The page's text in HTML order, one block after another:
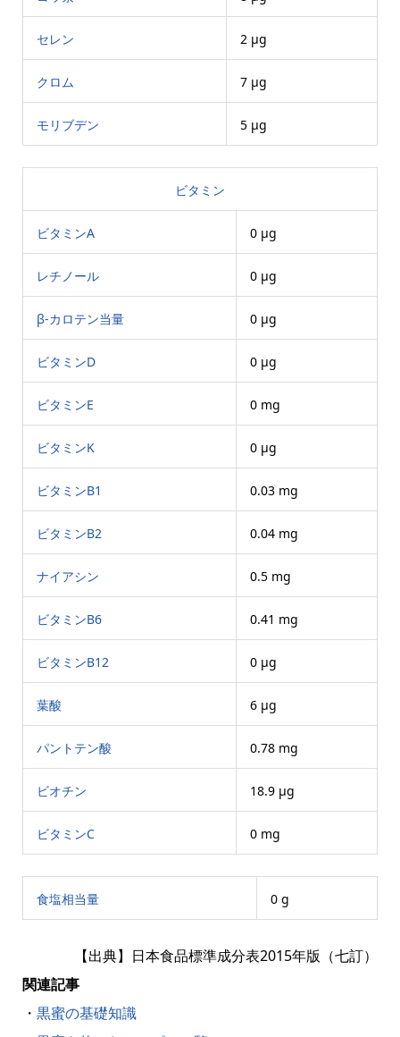
セレン 2 μg
クロム 7 μg
モリブデン 5 μg
ビタミン
ビタミンA 0 μg
レチノール 0 μg
β-カロテン当量 0 μg
ビタミンD 0 μg
ビタミンE 0 mg
ビタミンK 0 μg
ビタミンB1 0.03 mg
ビタミンB2 0.04 mg
ナイアシン 0.5 mg
ビタミンB6 0.41 mg
ビタミンB12 0 μg
葉酸 6 μg
パントテン酸 0.78 mg
ビオチン 18.9 μg
ビタミンC 0 mg
食塩相当量 0 g
【出典】日本食品標準成分表2015年版（七訂）
関連記事
・ 黒蜜の基礎知識